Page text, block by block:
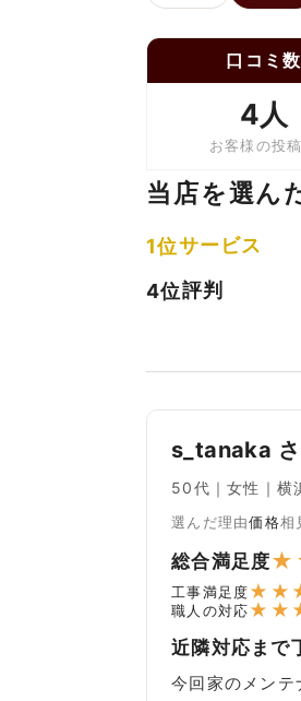
口コミ数
4人
お客様の投
当店を選ん
1位サービス
4位評判
s_tanaka
50代｜女性｜
選んだ理由価格相
総合満足度★
工事満足度★ ★
職人の対応★ ★
近隣対応まで
今回家のメン